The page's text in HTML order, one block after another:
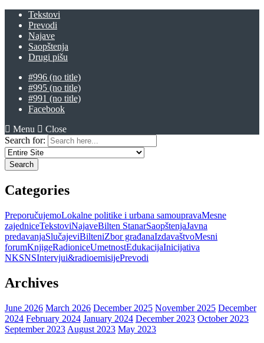
Tekstovi
Prevodi
Najave
Saopštenja
Drugi pišu
#996 (no title)
#995 (no title)
#991 (no title)
Facebook
Menu
Close
Search for:
Categories
PreporučujemoLokalne politike i urbana samoupravaMesne
zajedniceTekstoviNajaveBilten StanarSaopštenjaJavna
predavanjaSlučajeviBilteniZbor građanaIzdavaštvoMesni
forumKnjigeRadioniceUmetnostEdukacijaInicijativa
NKSNSIntervjui&radioemisijePrevodi
Archives
June 2026 March 2026 December 2025 November 2025 December
2024 February 2024 January 2024 December 2023 October 2023
September 2023 August 2023 May 2023